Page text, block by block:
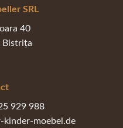
SRL
40
Bistrița
929 988
kinder-moebel.de